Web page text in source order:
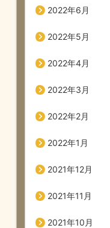
2022年6月
2022年5月
2022年4月
2022年3月
2022年2月
2022年1月
2021年12月
2021年11月
2021年10月